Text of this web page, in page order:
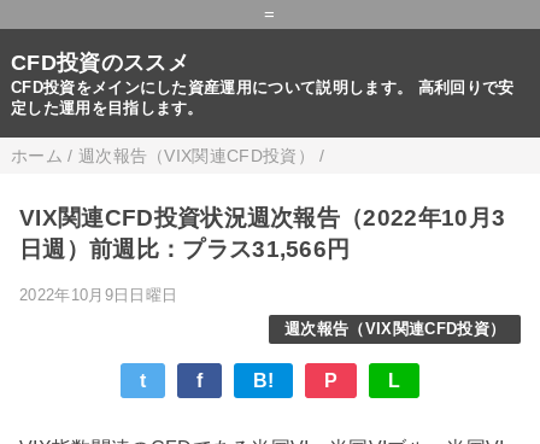
=
CFD投資のススメ
CFD投資をメインにした資産運用について説明します。 高利回りで安
定した運用を目指します。
ホーム / 週次報告（VIX関連CFD投資） /
VIX関連CFD投資状況週次報告（2022年10月3
日週）前週比：プラス31,566円
2022年10月9日日曜日
週次報告（VIX関連CFD投資）
t f B! P L